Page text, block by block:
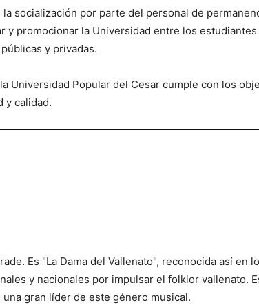
socialización por parte del personal de
y promocionar la Universidad entre los
y privadas.
Universidad Popular del Cesar cumple con los
y calidad.
Es "La Dama del Vallenato", reconocida así en
y nacionales por impulsar el folklor vallenato.
gran líder de este género musical.